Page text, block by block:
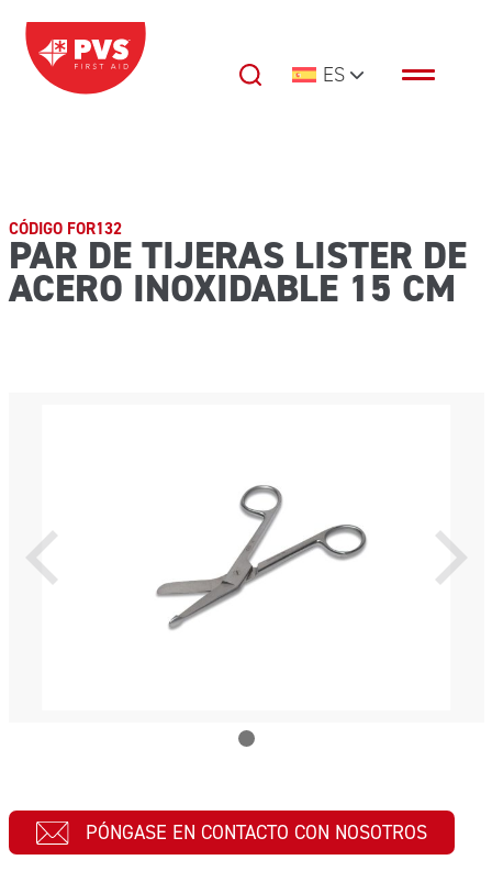
Saltar al contenido
Navegación principal ES
CÓDIGO FOR132
PAR DE TIJERAS LISTER DE
ACERO INOXIDABLE 15 CM
PÓNGASE EN CONTACTO CON NOSOTROS